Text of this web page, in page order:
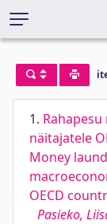
1.
näitajatele
Money
OECD
Pasieko,